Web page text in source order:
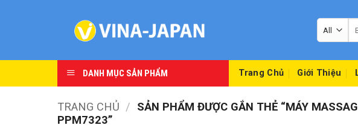
DANH MỤC SẢN PHẨM Trang Chủ Giới Thiệu
TRANG CHỦ /
SẢN PHẨM ĐƯỢC GẮN THẺ “MÁY
PPM7323”